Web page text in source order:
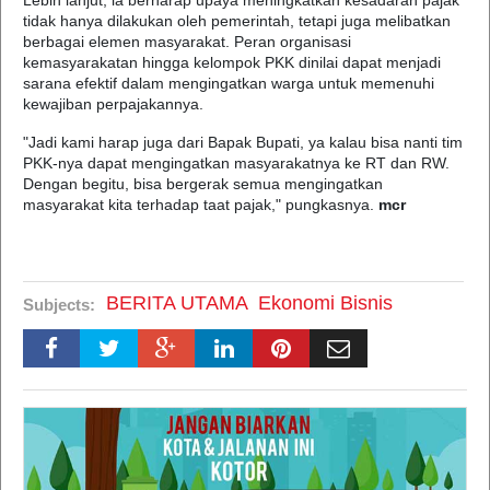
tidak hanya dilakukan oleh pemerintah, tetapi juga melibatkan
berbagai elemen masyarakat. Peran organisasi
kemasyarakatan hingga kelompok PKK dinilai dapat menjadi
sarana efektif dalam mengingatkan warga untuk memenuhi
kewajiban perpajakannya.
"Jadi kami harap juga dari Bapak Bupati, ya kalau bisa nanti tim
PKK-nya dapat mengingatkan masyarakatnya ke RT dan RW.
Dengan begitu, bisa bergerak semua mengingatkan
masyarakat kita terhadap taat pajak," pungkasnya. mcr
Subjects: BERITA UTAMA Ekonomi Bisnis